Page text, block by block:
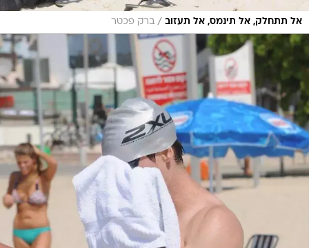
אל תתחלק, אל תינמס, אל תעזוב / ברק פכטר